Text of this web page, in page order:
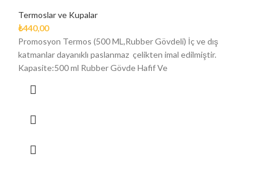
Termoslar ve Kupalar
₺440,00
Promosyon Termos (500 ML,Rubber Gövdeli) İç ve dış
katmanlar dayanıklı paslanmaz çelikten imal edilmiştir.
Kapasite:500 ml Rubber Gövde Hafif Ve